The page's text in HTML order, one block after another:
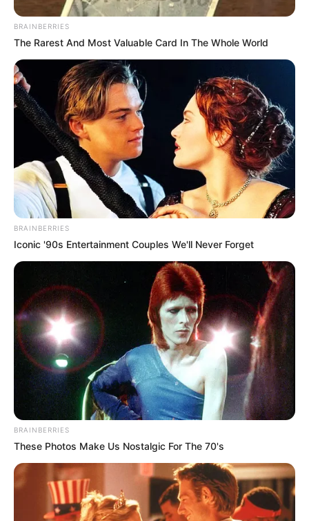
BRAINBERRIES
The Rarest And Most Valuable Card In The Whole World
BRAINBERRIES
Iconic '90s Entertainment Couples We'll Never Forget
BRAINBERRIES
These Photos Make Us Nostalgic For The 70's